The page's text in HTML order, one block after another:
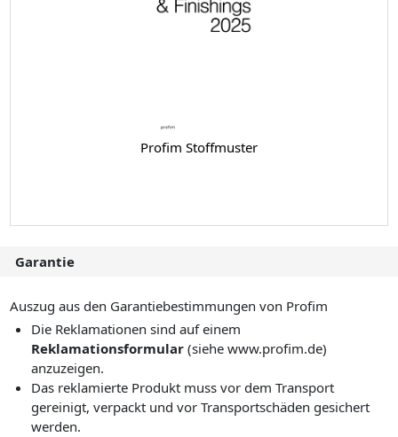
Profim Stoffmuster
Garantie
Auszug aus den Garantiebestimmungen von Profim
Die Reklamationen sind auf einem
Reklamationsformular (siehe www.profim.de)
anzuzeigen.
Das reklamierte Produkt muss vor dem Transport
gereinigt, verpackt und vor Transportschäden gesichert
werden.